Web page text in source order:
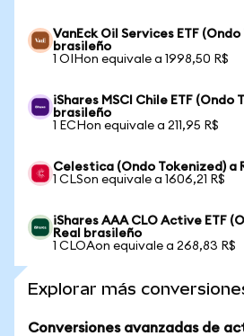
VanEck Oil Services ETF (Ondo
brasileño
1 OIHon equivale a 1998,50 R$
iShares MSCI Chile ETF (Ondo
brasileño
1 ECHon equivale a 211,95 R$
Celestica (Ondo Tokenized) a
1 CLSon equivale a 1606,21 R$
iShares AAA CLO Active ETF
Real brasileño
1 CLOAon equivale a 268,83 R$
Explorar más
Conversiones avanzadas de